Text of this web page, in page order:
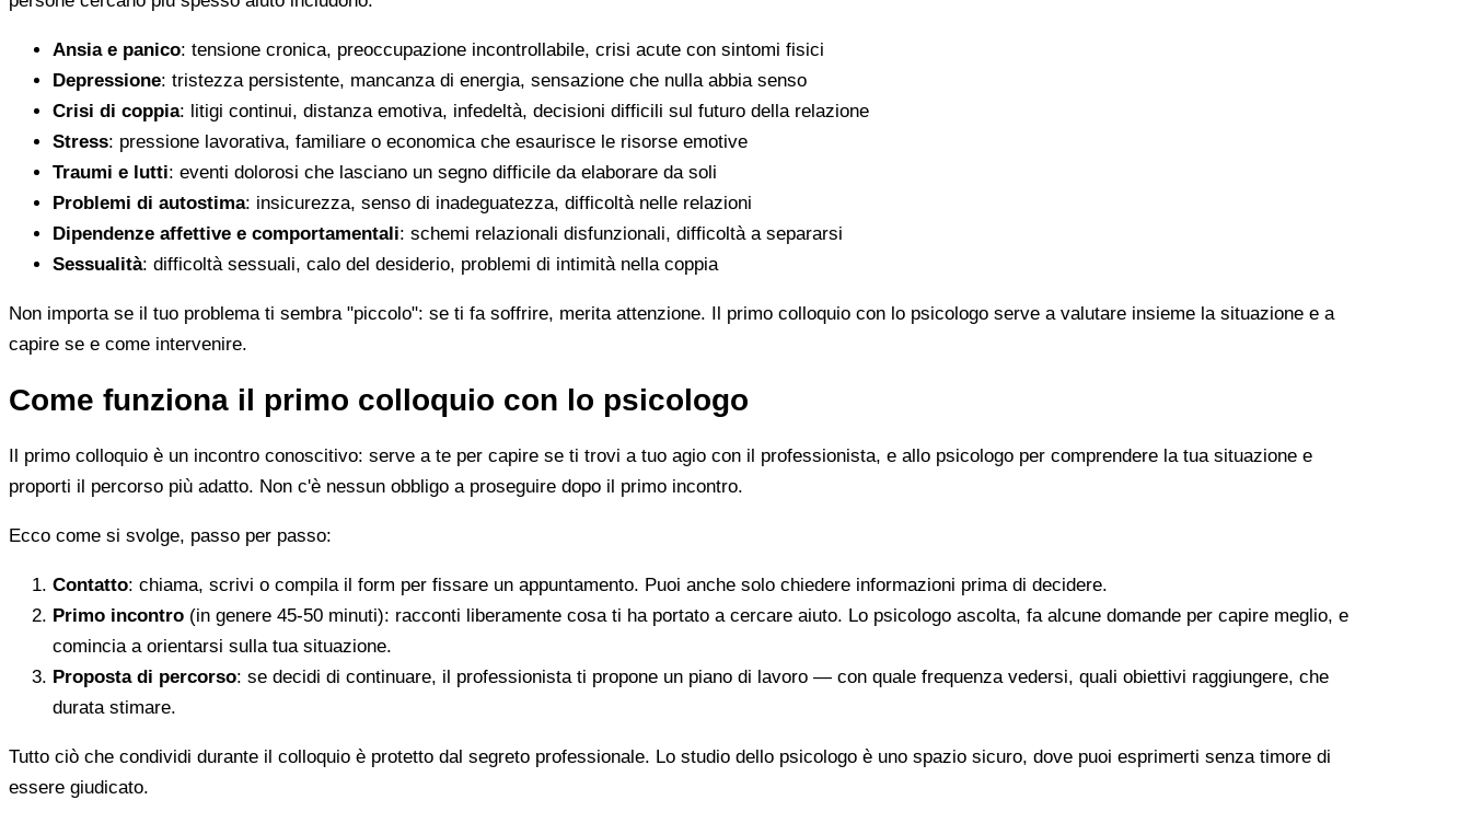
Ansia e panico: tensione cronica, preoccupazione incontrollabile, crisi acute con sintomi fisici
Depressione: tristezza persistente, mancanza di energia, sensazione che nulla abbia senso
Crisi di coppia: litigi continui, distanza emotiva, infedeltà, decisioni difficili sul futuro della relazione
Stress: pressione lavorativa, familiare o economica che esaurisce le risorse emotive
Traumi e lutti: eventi dolorosi che lasciano un segno difficile da elaborare da soli
Problemi di autostima: insicurezza, senso di inadeguatezza, difficoltà nelle relazioni
Dipendenze affettive e comportamentali: schemi relazionali disfunzionali, difficoltà a separarsi
Sessualità: difficoltà sessuali, calo del desiderio, problemi di intimità nella coppia
Non importa se il tuo problema ti sembra "piccolo": se ti fa soffrire, merita attenzione. Il primo colloquio con lo psicologo serve a valutare insieme la situazione e a
capire se e come intervenire.
Come funziona il primo colloquio con lo psicologo
Il primo colloquio è un incontro conoscitivo: serve a te per capire se ti trovi a tuo agio con il professionista, e allo psicologo per comprendere la tua situazione e
proporti il percorso più adatto. Non c'è nessun obbligo a proseguire dopo il primo incontro.
Ecco come si svolge, passo per passo:
Contatto: chiama, scrivi o compila il form per fissare un appuntamento. Puoi anche solo chiedere informazioni prima di decidere.
Primo incontro (in genere 45-50 minuti): racconti liberamente cosa ti ha portato a cercare aiuto. Lo psicologo ascolta, fa alcune domande per capire meglio, e
comincia a orientarsi sulla tua situazione.
Proposta di percorso: se decidi di continuare, il professionista ti propone un piano di lavoro — con quale frequenza vedersi, quali obiettivi raggiungere, che
durata stimare.
Tutto ciò che condividi durante il colloquio è protetto dal segreto professionale. Lo studio dello psicologo è uno spazio sicuro, dove puoi esprimerti senza timore di
essere giudicato.